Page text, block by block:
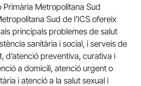
Primària Metropolitana Sud
Sud de l’ICS ofereix
principals problemes de salut
sanitària i social, i serveis de
d’atenció preventiva, curativa i
a domicili, atenció urgent o
i atenció a la salut sexual i